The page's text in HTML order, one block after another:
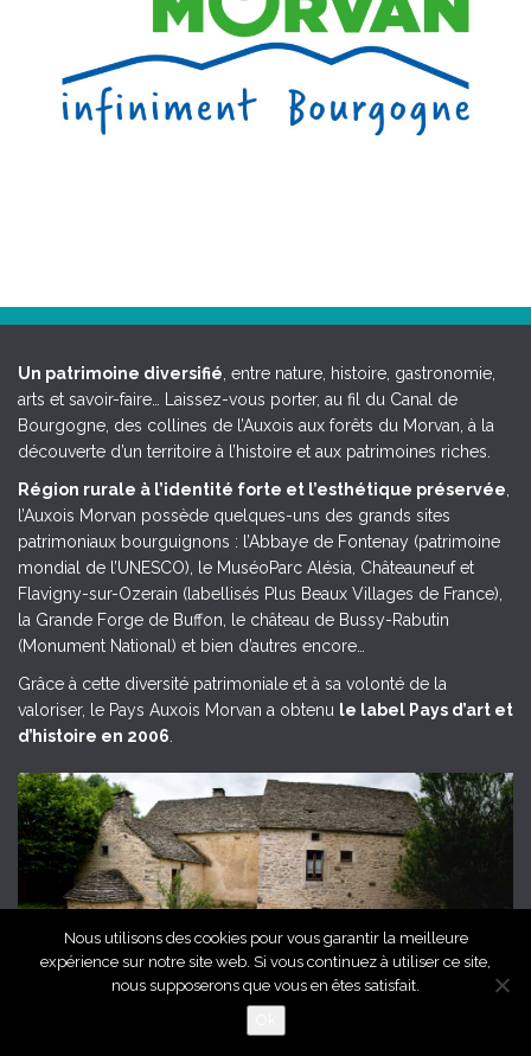
Un patrimoine diversifié , entre nature, histoire, gastronomie,
arts et savoir-faire… Laissez-vous porter, au fil du Canal de
Bourgogne, des collines de l’Auxois aux forêts du Morvan, à la
découverte d’un territoire à l’histoire et aux patrimoines riches.
Région rurale à l’identité forte et l’esthétique préservée
l’Auxois Morvan possède quelques-uns des grands sites
patrimoniaux bourguignons : l’Abbaye de Fontenay (patrimoine
mondial de l’UNESCO), le MuséoParc Alésia, Châteauneuf et
Flavigny-sur-Ozerain (labellisés Plus Beaux Villages de France),
la Grande Forge de Buffon, le château de Bussy-Rabutin
(Monument National) et bien d’autres encore…
Grâce à cette diversité patrimoniale et à sa volonté de la
valoriser, le Pays Auxois Morvan a obtenu le label Pays d’art et
d’histoire en 2006
Grange de l'Auxois Morvan, © Céline Mathé, Pays Auxois Morvan
© 2026 Ascent. All rights reserved |Ascent by
Nous utilisons des cookies pour vous garantir la meilleure
expérience sur notre site web. Si vous continuez à utiliser ce site,
nous supposerons que vous en êtes satisfait.